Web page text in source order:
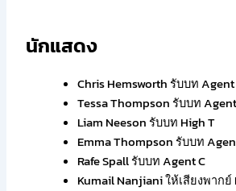
นักแสดง
Chris Hemsworth รับบท Agent
Tessa Thompson รับบท
Liam Neeson รับบท High T
Emma Thompson รับบท
Rafe Spall รับบท Agent C
Kumail Nanjiani ให้เสียงพากย์